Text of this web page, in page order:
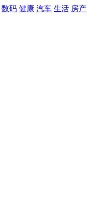
数码 健康 汽车 生活 房产